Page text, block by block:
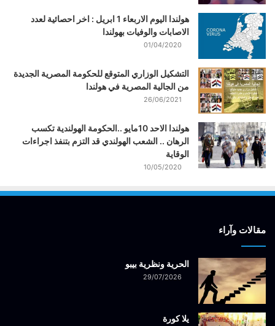
هولندا اليوم الاربعاء 1 ابريل : اخر احصائية لعدد
الاصابات والوفيات بهولندا
01/04/2020
التشكيل الوزاري المتوقع للحكومة المصرية الجديدة
من الجالية المصرية في هولندا
26/06/2021
هولندا الاحد 10مايو ..الحكومة الهولندية تكسب
الرهان .. الشعب الهولندي قد التزم بتنفذ اجراءات
الوقاية
10/05/2020
مقالات وآراء
الحرية ونظرية بيبو
29/07/2026
يلا كورة